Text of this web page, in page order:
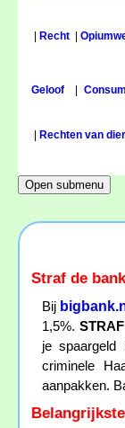
Recht
Geloof
Rechten van
Straf de
Bij
1,5%.
je spaargeld
criminele
aanpakken.